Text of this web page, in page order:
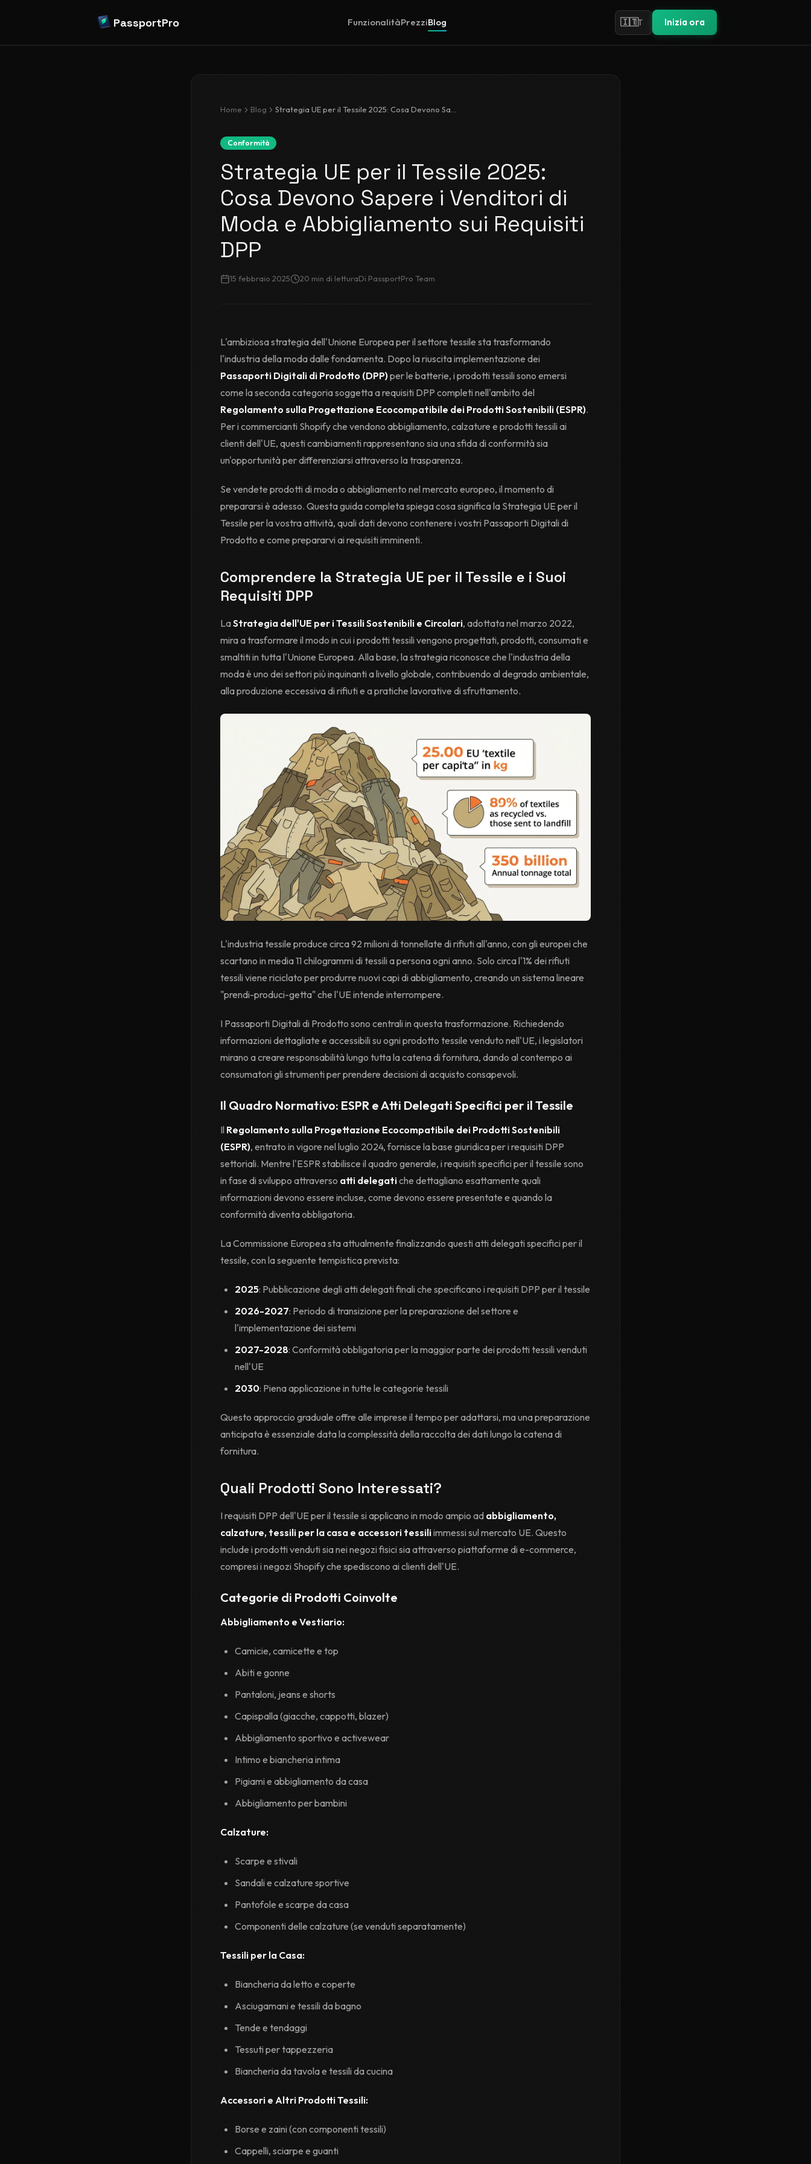
PassportPro FunzionalitàPrezziBlog 🇮🇹IT Inizia ora
Home Blog
Conformità
Strategia UE per il Tessile 2025:
Cosa Devono Sapere i Venditori di
Moda e Abbigliamento sui Requisiti
DPP
15 febbraio 2025 20 min di letturaDi PassportPro Team
L'ambiziosa strategia dell'Unione Europea per il settore tessile sta trasformando
l'industria della moda dalle fondamenta. Dopo la riuscita implementazione dei
Passaporti Digitali di Prodotto (DPP)per le batterie, i prodotti tessili sono emersi
come la seconda categoria soggetta a requisiti DPP completi nell'ambito del
Regolamento sulla Progettazione Ecocompatibile dei Prodotti Sostenibili (ESPR).
Per i commercianti Shopify che vendono abbigliamento, calzature e prodotti tessili ai
clienti dell'UE, questi cambiamenti rappresentano sia una sfida di conformità sia
un'opportunità per differenziarsi attraverso la trasparenza.
Se vendete prodotti di moda o abbigliamento nel mercato europeo, il momento di
prepararsi è adesso. Questa guida completa spiega cosa significa la Strategia UE per il
Tessile per la vostra attività, quali dati devono contenere i vostri Passaporti Digitali di
Prodotto e come prepararvi ai requisiti imminenti.
Comprendere la Strategia UE per il Tessile e i Suoi
Requisiti DPP
LaStrategia dell'UE per i Tessili Sostenibili e Circolari, adottata nel marzo 2022,
mira a trasformare il modo in cui i prodotti tessili vengono progettati, prodotti, consumati e
smaltiti in tutta l'Unione Europea. Alla base, la strategia riconosce che l'industria della
moda è uno dei settori più inquinanti a livello globale, contribuendo al degrado ambientale,
alla produzione eccessiva di rifiuti e a pratiche lavorative di sfruttamento.
L'industria tessile produce circa 92 milioni di tonnellate di rifiuti all'anno, con gli europei che
scartano in media 11 chilogrammi di tessili a persona ogni anno. Solo circa l'1% dei rifiuti
tessili viene riciclato per produrre nuovi capi di abbigliamento, creando un sistema lineare
"prendi-produci-getta" che l'UE intende interrompere.
I Passaporti Digitali di Prodotto sono centrali in questa trasformazione. Richiedendo
informazioni dettagliate e accessibili su ogni prodotto tessile venduto nell'UE, i legislatori
mirano a creare responsabilità lungo tutta la catena di fornitura, dando al contempo ai
consumatori gli strumenti per prendere decisioni di acquisto consapevoli.
Il Quadro Normativo: ESPR e Atti Delegati Specifici per il Tessile
Il Regolamento sulla Progettazione Ecocompatibile dei Prodotti Sostenibili
(ESPR), entrato in vigore nel luglio 2024, fornisce la base giuridica per i requisiti DPP
settoriali. Mentre l'ESPR stabilisce il quadro generale, i requisiti specifici per il tessile sono
in fase di sviluppo attraverso atti delegatiche dettagliano esattamente quali
informazioni devono essere incluse, come devono essere presentate e quando la
conformità diventa obbligatoria.
La Commissione Europea sta attualmente finalizzando questi atti delegati specifici per il
tessile, con la seguente tempistica prevista:
2025: Pubblicazione degli atti delegati finali che specificano i requisiti DPP per il tessile
2026-2027: Periodo di transizione per la preparazione del settore e
l'implementazione dei sistemi
2027-2028: Conformità obbligatoria per la maggior parte dei prodotti tessili venduti
nell'UE
2030: Piena applicazione in tutte le categorie tessili
Questo approccio graduale offre alle imprese il tempo per adattarsi, ma una preparazione
anticipata è essenziale data la complessità della raccolta dei dati lungo la catena di
fornitura.
Quali Prodotti Sono Interessati?
I requisiti DPP dell'UE per il tessile si applicano in modo ampio ad abbigliamento,
calzature, tessili per la casa e accessori tessiliimmessi sul mercato UE. Questo
include i prodotti venduti sia nei negozi fisici sia attraverso piattaforme di e-commerce,
compresi i negozi Shopify che spediscono ai clienti dell'UE.
Categorie di Prodotti Coinvolte
Abbigliamento e Vestiario:
Camicie, camicette e top
Abiti e gonne
Pantaloni, jeans e shorts
Capispalla (giacche, cappotti, blazer)
Abbigliamento sportivo e activewear
Intimo e biancheria intima
Pigiami e abbigliamento da casa
Abbigliamento per bambini
Calzature:
Scarpe e stivali
Sandali e calzature sportive
Pantofole e scarpe da casa
Componenti delle calzature (se venduti separatamente)
Tessili per la Casa:
Biancheria da letto e coperte
Asciugamani e tessili da bagno
Tende e tendaggi
Tessuti per tappezzeria
Biancheria da tavola e tessili da cucina
Accessori e Altri Prodotti Tessili:
Borse e zaini (con componenti tessili)
Cappelli, sciarpe e guanti